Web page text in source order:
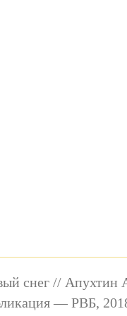
снег // Апухтин
— РВБ,